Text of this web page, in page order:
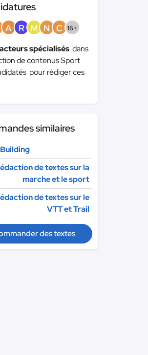
A R M N C 16+
spécialisés dans
de contenus Sport
pour rédiger ces
similaires
de textes sur la
marche et le sport
de textes sur le
VTT et Trail
des textes